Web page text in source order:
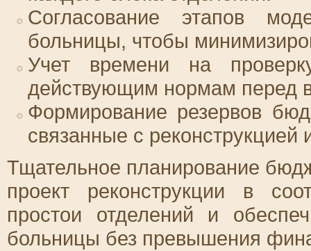
Согласование этапов
больницы, чтобы
Учет времени на
действующим нормам перед
Формирование резервов
связанные с
Тщательное планирование
проект реконструкции в
простои отделений и
больницы без превышения